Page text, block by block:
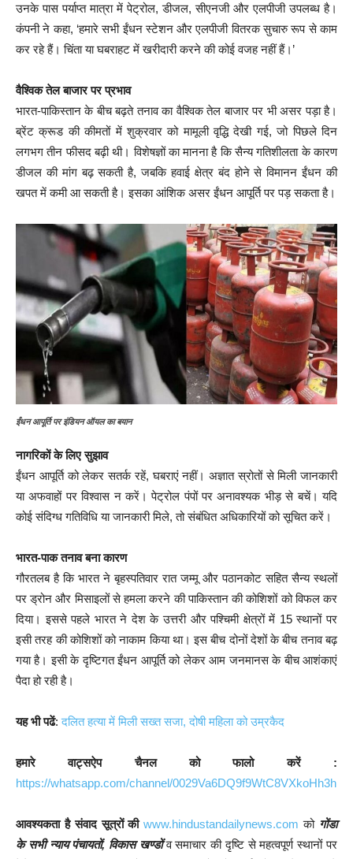
उनके पास पर्याप्त मात्रा में पेट्रोल, डीजल, सीएनजी और एलपीजी उपलब्ध है।
कंपनी ने कहा, ‘हमारे सभी ईंधन स्टेशन और एलपीजी वितरक सुचारु रूप से काम
कर रहे हैं। चिंता या घबराहट में खरीदारी करने की कोई वजह नहीं हैं।’
वैश्विक तेल बाजार पर प्रभाव
भारत-पाकिस्तान के बीच बढ़ते तनाव का वैश्विक तेल बाजार पर भी असर पड़ा है।
ब्रेंट क्रूड की कीमतों में शुक्रवार को मामूली वृद्धि देखी गई, जो पिछले दिन
लगभग तीन फीसद बढ़ी थी। विशेषज्ञों का मानना है कि सैन्य गतिशीलता के कारण
डीजल की मांग बढ़ सकती है, जबकि हवाई क्षेत्र बंद होने से विमानन ईंधन की
खपत में कमी आ सकती है। इसका आंशिक असर ईंधन आपूर्ति पर पड़ सकता है।
ईंधन आपूर्ति पर इंडियन ऑयल का बयान
नागरिकों के लिए सुझाव
ईंधन आपूर्ति को लेकर सतर्क रहें, घबराएं नहीं। अज्ञात स्रोतों से मिली जानकारी
या अफवाहों पर विश्वास न करें। पेट्रोल पंपों पर अनावश्यक भीड़ से बचें। यदि
कोई संदिग्ध गतिविधि या जानकारी मिले, तो संबंधित अधिकारियों को सूचित करें।
भारत-पाक तनाव बना कारण
गौरतलब है कि भारत ने बृहस्पतिवार रात जम्मू और पठानकोट सहित सैन्य स्थलों
पर ड्रोन और मिसाइलों से हमला करने की पाकिस्तान की कोशिशों को विफल कर
दिया। इससे पहले भारत ने देश के उत्तरी और पश्चिमी क्षेत्रों में 15 स्थानों पर
इसी तरह की कोशिशों को नाकाम किया था। इस बीच दोनों देशों के बीच तनाव बढ़
गया है। इसी के दृष्टिगत ईंधन आपूर्ति को लेकर आम जनमानस के बीच आशंकाएं
पैदा हो रही है।
यह भी पढें:दलित हत्या में मिली सख्त सजा, दोषी महिला को उम्रकैद
हमारे वाट्सऐप चैनल को फालो करें :
https://whatsapp.com/channel/0029Va6DQ9f9WtC8VXkoHh3h
आवश्यकता है संवाद सूत्रों की www.hindustandailynews.com को गोंडा
के सभी न्याय पंचायतों, विकास खण्डों व समाचार की दृष्टि से महत्वपूर्ण स्थानों पर